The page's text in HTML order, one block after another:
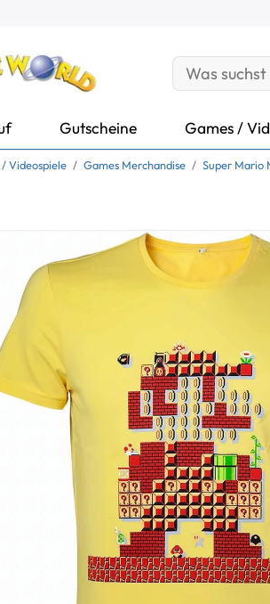
Gutscheine Games /
Videospiele Games Merchandise Super Mario